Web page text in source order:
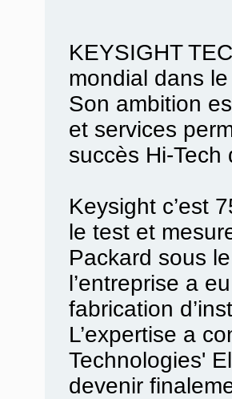
KEYSIGHT
mondial dans
Son ambition
et services
succès Hi-Tech
Keysight c’est
le test et
Packard sous
l’entreprise a
fabrication
L’expertise a
Technologies'
devenir